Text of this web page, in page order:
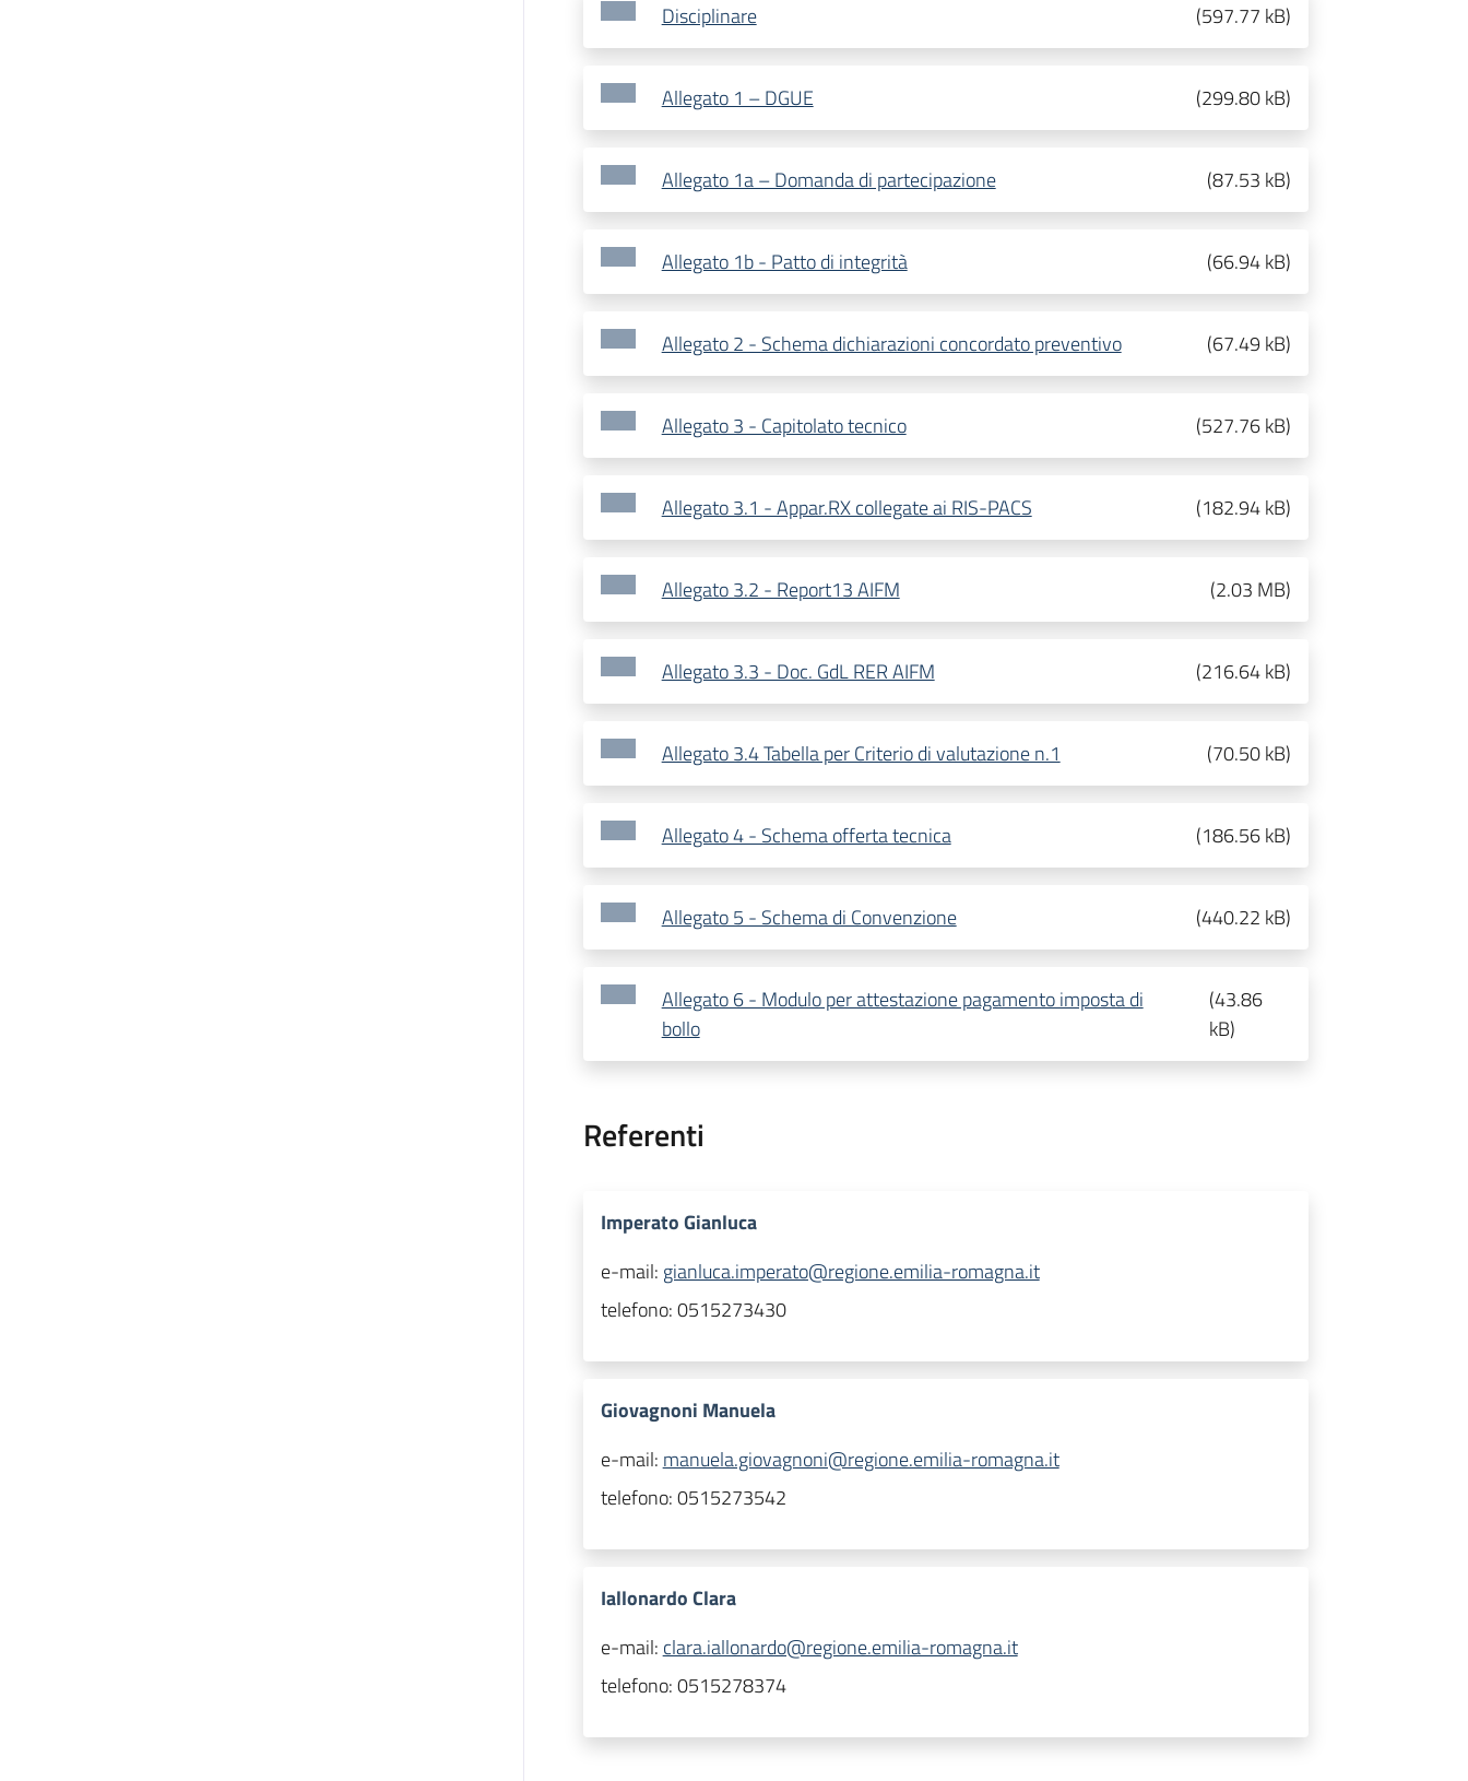
Disciplinare (597.77 kB)
Allegato 1 – DGUE (299.80 kB)
Allegato 1a – Domanda di partecipazione (87.53 kB)
Allegato 1b - Patto di integrità (66.94 kB)
Allegato 2 - Schema dichiarazioni concordato preventivo (67.49 kB)
Allegato 3 - Capitolato tecnico (527.76 kB)
Allegato 3.1 - Appar.RX collegate ai RIS-PACS (182.94 kB)
Allegato 3.2 - Report13 AIFM (2.03 MB)
Allegato 3.3 - Doc. GdL RER AIFM (216.64 kB)
Allegato 3.4 Tabella per Criterio di valutazione n.1 (70.50 kB)
Allegato 4 - Schema offerta tecnica (186.56 kB)
Allegato 5 - Schema di Convenzione (440.22 kB)
Allegato 6 - Modulo per attestazione pagamento imposta di
bollo
(43.86
kB)
Referenti
Imperato Gianluca
e-mail: gianluca.imperato@regione.emilia-romagna.it
telefono:0515273430
Giovagnoni Manuela
e-mail: manuela.giovagnoni@regione.emilia-romagna.it
telefono:0515273542
Iallonardo Clara
e-mail: clara.iallonardo@regione.emilia-romagna.it
telefono:0515278374